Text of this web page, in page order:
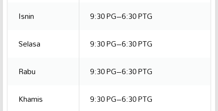
Isnin
9:30 PG–6:30 PTG
Selasa
9:30 PG–6:30 PTG
Rabu
9:30 PG–6:30 PTG
Khamis
9:30 PG–6:30 PTG